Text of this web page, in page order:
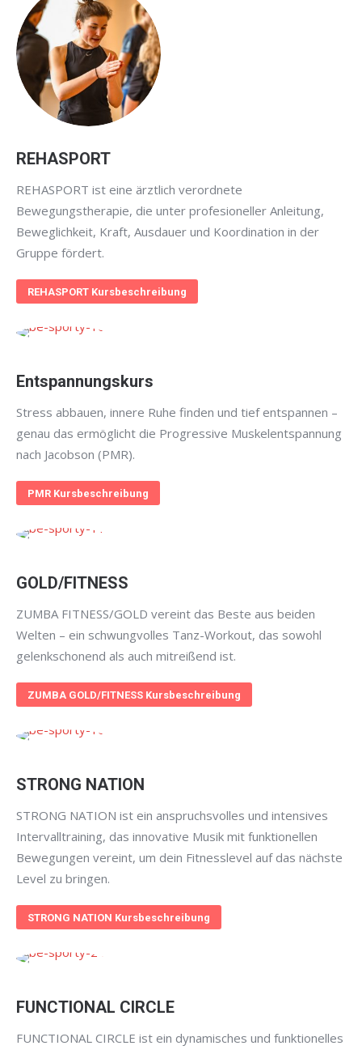
REHASPORT
REHASPORT ist eine ärztlich verordnete
Bewegungstherapie, die unter profesioneller Anleitung,
Beweglichkeit, Kraft, Ausdauer und Koordination in der
Gruppe fördert.
REHASPORT Kursbeschreibung
Entspannungskurs
Stress abbauen, innere Ruhe finden und tief entspannen –
genau das ermöglicht die Progressive Muskelentspannung
nach Jacobson (PMR).
PMR Kursbeschreibung
GOLD/FITNESS
ZUMBA FITNESS/GOLD vereint das Beste aus beiden
Welten – ein schwungvolles Tanz-Workout, das sowohl
gelenkschonend als auch mitreißend ist.
ZUMBA GOLD/FITNESS Kursbeschreibung
STRONG NATION
STRONG NATION ist ein anspruchsvolles und intensives
Intervalltraining, das innovative Musik mit funktionellen
Bewegungen vereint, um dein Fitnesslevel auf das nächste
Level zu bringen.
STRONG NATION Kursbeschreibung
FUNCTIONAL CIRCLE
FUNCTIONAL CIRCLE ist ein dynamisches und funktionelles